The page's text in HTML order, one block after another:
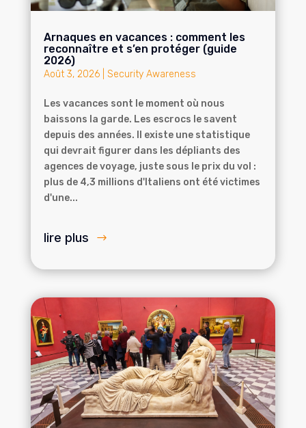
Arnaques en vacances : comment les
reconnaître et s’en protéger (guide
2026)
Août 3, 2026| Security Awareness
Les vacances sont le moment où nous
baissons la garde. Les escrocs le savent
depuis des années. Il existe une statistique
qui devrait figurer dans les dépliants des
agences de voyage, juste sous le prix du vol :
plus de 4,3 millions d'Italiens ont été victimes
d'une...
lire plus